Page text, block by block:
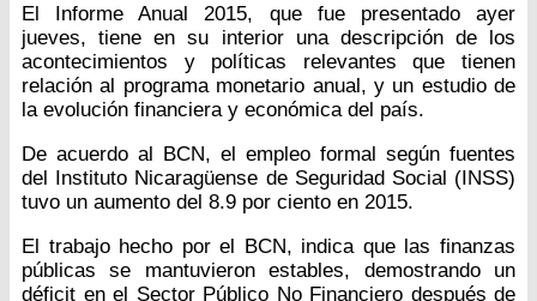
El Informe Anual 2015, que fue presentado ayer
jueves, tiene en su interior una descripción de los
acontecimientos y políticas relevantes que tienen
relación al programa monetario anual, y un estudio de
la evolución financiera y económica del país.
De acuerdo al BCN, el empleo formal según fuentes
del Instituto Nicaragüense de Seguridad Social (INSS)
tuvo un aumento del 8.9 por ciento en 2015.
El trabajo hecho por el BCN, indica que las finanzas
públicas se mantuvieron estables, demostrando un
déficit en el Sector Público No Financiero después de